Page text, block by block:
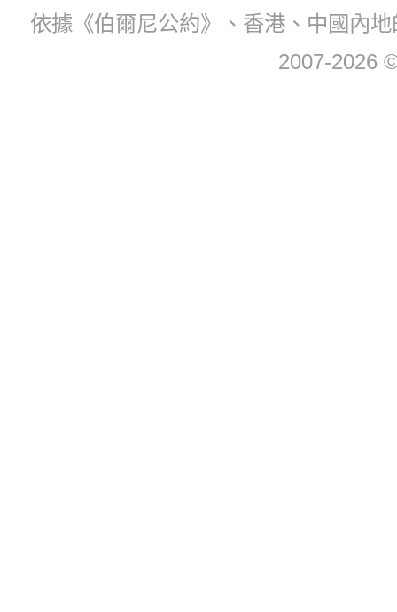
依據《伯爾尼公約》、香港、中國內
2007-2026